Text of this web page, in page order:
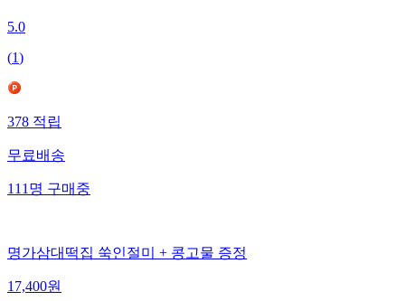
5.0
(1)
378적립
무료배송
111명구매중
명가삼대떡집 쑥인절미 + 콩고물 증정
17,400원